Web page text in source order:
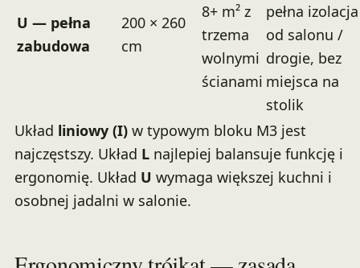
U — pełna
zabudowa
200 × 260
cm
8+ m² z
trzema
wolnymi
ścianami
pełna izolacja
od salonu /
drogie, bez
miejsca na
stolik
Układ liniowy (I)w typowym bloku M3 jest
najczęstszy. Układ Lnajlepiej balansuje funkcję i
ergonomię. Układ U wymaga większej kuchni i
osobnej jadalni w salonie.